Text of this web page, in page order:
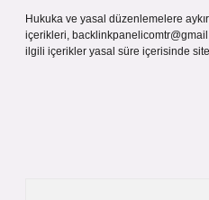
Hukuka ve yasal düzenlemelere
içerikleri,
ilgili içerikler yasal süre içerisinde